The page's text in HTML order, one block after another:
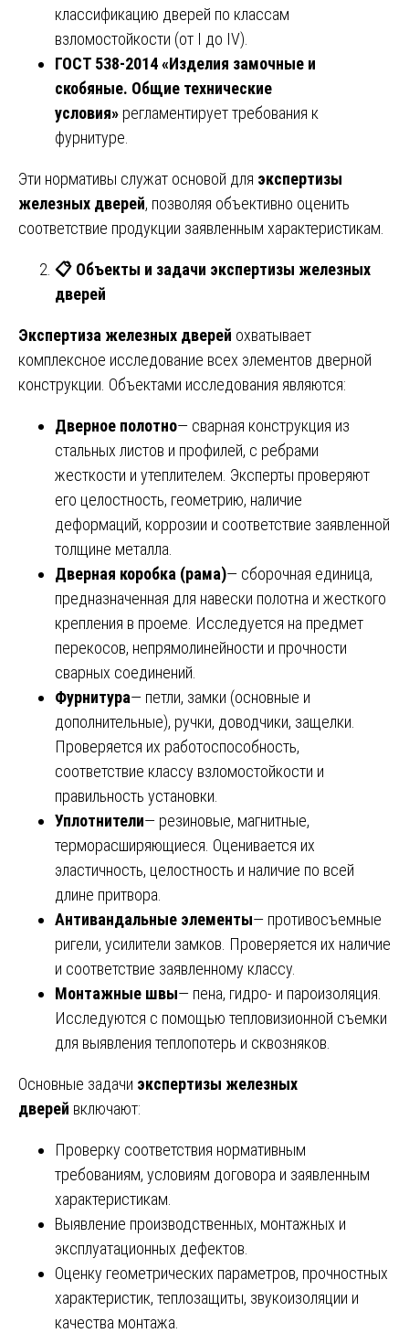
классификацию дверей по классам
взломостойкости (от I до IV).
ГОСТ 538-2014 «Изделия замочные и
скобяные. Общие технические
условия» регламентирует требования к
фурнитуре.
Эти нормативы служат основой для экспертизы
железных дверей, позволяя объективно оценить
соответствие продукции заявленным характеристикам.
📋 Объекты и задачи экспертизы железных
дверей
Экспертиза железных дверей охватывает
комплексное исследование всех элементов дверной
конструкции. Объектами исследования являются:
Дверное полотно— сварная конструкция из
стальных листов и профилей, с ребрами
жесткости и утеплителем. Эксперты проверяют
его целостность, геометрию, наличие
деформаций, коррозии и соответствие заявленной
толщине металла.
Дверная коробка (рама)— сборочная единица,
предназначенная для навески полотна и жесткого
крепления в проеме. Исследуется на предмет
перекосов, непрямолинейности и прочности
сварных соединений.
Фурнитура— петли, замки (основные и
дополнительные), ручки, доводчики, защелки.
Проверяется их работоспособность,
соответствие классу взломостойкости и
правильность установки.
Уплотнители— резиновые, магнитные,
терморасширяющиеся. Оценивается их
эластичность, целостность и наличие по всей
длине притвора.
Антивандальные элементы— противосъемные
ригели, усилители замков. Проверяется их наличие
и соответствие заявленному классу.
Монтажные швы— пена, гидро- и пароизоляция.
Исследуются с помощью тепловизионной съемки
для выявления теплопотерь и сквозняков.
Основные задачи экспертизы железных
дверей включают:
Проверку соответствия нормативным
требованиям, условиям договора и заявленным
характеристикам.
Выявление производственных, монтажных и
эксплуатационных дефектов.
Оценку геометрических параметров, прочностных
характеристик, теплозащиты, звукоизоляции и
качества монтажа.